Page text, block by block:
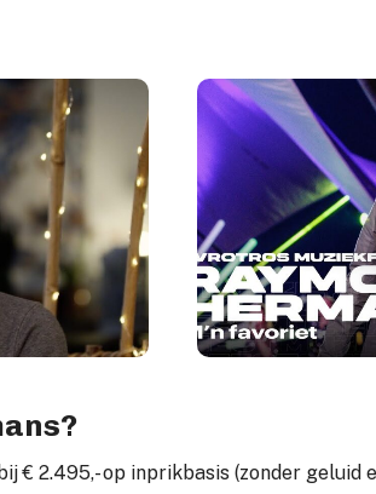
Play Video
€ 2.495,- op inprikbasis (zonder geluid